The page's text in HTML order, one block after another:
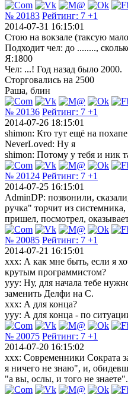
№ 20183 Рейтинг: 7 +1
2014-07-31 16:15:01
Стою на вокзале (таксую
Подходит чел: до ........,
Я:1800
Чел: ...! Год назад было 2000.
Сторговались на 2500
Раша, блин
№ 20136 Рейтинг: 7 +1
2014-07-26 18:15:01
shimon: Кто тут ещё на
NeverLoved: Ну я
shimon: Потому у тебя и ник
№ 20124 Рейтинг: 7 +1
2014-07-25 16:15:01
AdminDP: позвонили,
ручка" торчит из
пришел, посмотрел,
№ 20085 Рейтинг: 7 +1
2014-07-21 16:15:01
ххх: А как мне быть, если я
крутым программистом?
ууу: Ну, для начала тебе
заменить Делфи на С.
ххх: А для конца?
ууу: А для конца - по
№ 20075 Рейтинг: 7 +1
2014-07-20 16:15:02
xхx: Современники Сократа
я ничего не знаю", и,
"а вы, ослы, и того не знаете".